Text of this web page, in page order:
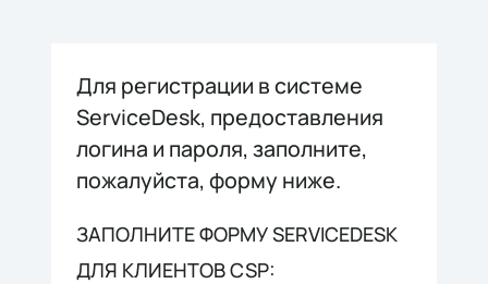
Для регистрации в системе
ServiceDesk, предоставления
логина и пароля, заполните,
пожалуйста, форму ниже.
ЗАПОЛНИТЕ ФОРМУ SERVICEDESK
ДЛЯ КЛИЕНТОВ CSP: